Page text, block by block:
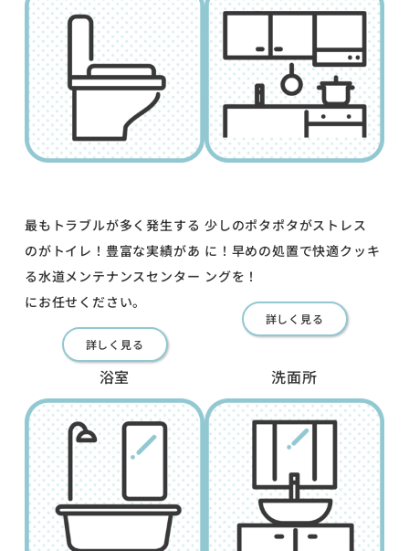
最もトラブルが多く発生する
のがトイレ！豊富な実績があ
る水道メンテナンスセンター
にお任せください。
詳しく見る
少しのポタポタがストレス
に！早めの処置で快適クッキ
ングを！
詳しく見る
浴室 洗面所